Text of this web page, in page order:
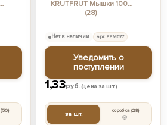
(50)
KRUTFRUT Мышки 100г
(28)
1,33руб.(цена за шт.)
за шт. коробка(28)
Нет в наличии арт. РРМ677
Уведомить о
поступлении